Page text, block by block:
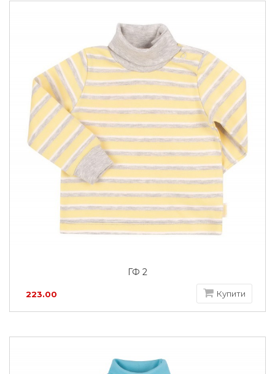
ГФ 2
223.00 Купити